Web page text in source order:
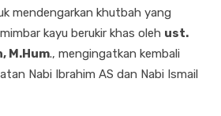
mendengarkan khutbah yang
kayu berukir khas oleh ust.
M.Hum., mengingatkan kembali
Nabi Ibrahim AS dan Nabi Ismail